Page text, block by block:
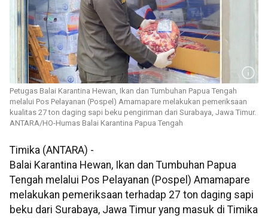
Petugas Balai Karantina Hewan, Ikan dan Tumbuhan Papua Tengah
melalui Pos Pelayanan (Pospel) Amamapare melakukan pemeriksaan
kualitas 27 ton daging sapi beku pengiriman dari Surabaya, Jawa Timur.
ANTARA/HO-Humas Balai Karantina Papua Tengah
Timika (ANTARA) -
Balai Karantina Hewan, Ikan dan Tumbuhan Papua
Tengah melalui Pos Pelayanan (Pospel) Amamapare
melakukan pemeriksaan terhadap 27 ton daging sapi
beku dari Surabaya, Jawa Timur yang masuk di Timika